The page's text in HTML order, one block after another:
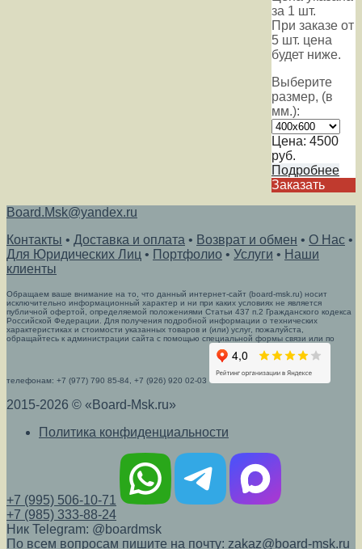
за 1 шт.
При заказе от
5 шт. цена
будет ниже.
Выберите
размер, (в
мм.):
Цена: 4500
руб.
Подробнее
Заказать
Board.Msk@yandex.ru
Контакты • Доставка и оплата • Возврат и обмен • О Нас •
Для Юридических Лиц • Портфолио • Услуги • Наши
клиенты
Обращаем ваше внимание на то, что данный интернет-сайт (board-msk.ru) носит
исключительно информационный характер и ни при каких условиях не является
публичной офертой, определяемой положениями Статьи 437 п.2 Гражданского кодекса
Российской Федерации. Для получения подробной информации о технических
характеристиках и стоимости указанных товаров и (или) услуг, пожалуйста,
обращайтесь к администрации сайта с помощью специальной формы связи или по
телефонам: +7 (977) 790 85-84, +7 (926) 920 02-03
2015-2026 © «Board-Msk.ru»
Политика конфиденциальности
+7 (995) 506-10-71
+7 (985) 333-88-24
Ник Telegram: @boardmsk
По всем вопросам пишите на почту: zakaz@board-msk.ru